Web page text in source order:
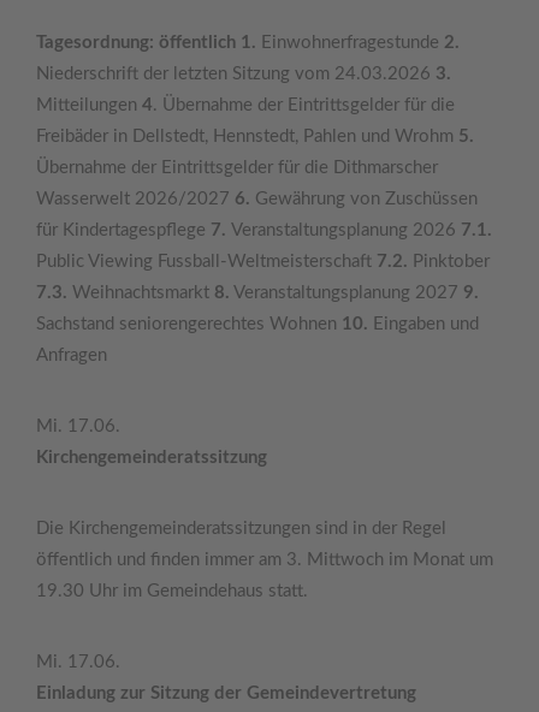
Tagesordnung: öffentlich 1. Einwohnerfragestunde 2.
Niederschrift der letzten Sitzung vom 24.03.2026 3.
Mitteilungen 4. Übernahme der Eintrittsgelder für die
Freibäder in Dellstedt, Hennstedt, Pahlen und Wrohm 5.
Übernahme der Eintrittsgelder für die Dithmarscher
Wasserwelt 2026/2027 6. Gewährung von Zuschüssen
für Kindertagespflege 7. Veranstaltungsplanung 2026 7.1.
Public Viewing Fussball-Weltmeisterschaft 7.2. Pinktober
7.3. Weihnachtsmarkt 8. Veranstaltungsplanung 2027 9.
Sachstand seniorengerechtes Wohnen 10. Eingaben und
Anfragen
Mi. 17.06.
Kirchengemeinderatssitzung
Die Kirchengemeinderatssitzungen sind in der Regel
öffentlich und finden immer am 3. Mittwoch im Monat um
19.30 Uhr im Gemeindehaus statt.
Mi. 17.06.
Einladung zur Sitzung der Gemeindevertretung